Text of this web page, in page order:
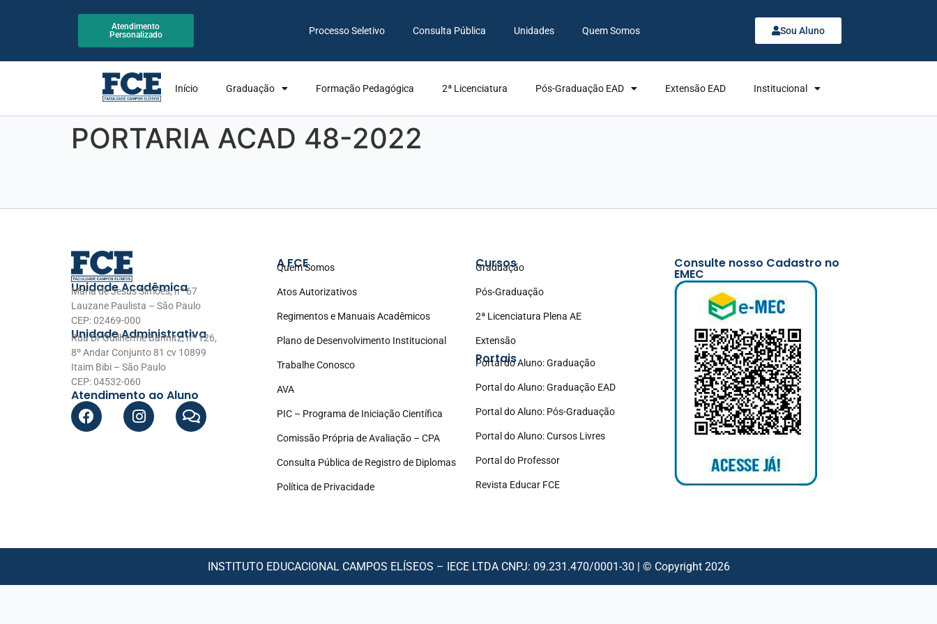
Atendimento
Personalizado
Processo Seletivo Consulta Pública Unidades Quem Somos Sou Aluno
Início Graduação Formação Pedagógica 2ª Licenciatura Pós-Graduação EAD Extensão EAD Institucional
PORTARIA ACAD 48-2022
Unidade Acadêmica
Maria de Jesus Simões, nº 67
Lauzane Paulista – São Paulo
CEP: 02469-000
Unidade Administrativa
Rua Dr Guilherme Bannitz, nº 126,
8º Andar Conjunto 81 cv 10899
Itaim Bibi – São Paulo
CEP: 04532-060
Atendimento ao Aluno
A FCE
Quem Somos
Atos Autorizativos
Regimentos e Manuais Acadêmicos
Plano de Desenvolvimento Institucional
Trabalhe Conosco
AVA
PIC – Programa de Iniciação Científica
Comissão Própria de Avaliação – CPA
Consulta Pública de Registro de Diplomas
Política de Privacidade
Cursos
Graduação
Pós-Graduação
2ª Licenciatura Plena AE
Extensão
Portais
Portal do Aluno: Graduação
Portal do Aluno: Graduação EAD
Portal do Aluno: Pós-Graduação
Portal do Aluno: Cursos Livres
Portal do Professor
Revista Educar FCE
Consulte nosso Cadastro no
EMEC
INSTITUTO EDUCACIONAL CAMPOS ELÍSEOS – IECE LTDA CNPJ: 09.231.470/0001-30 | © Copyright 2026